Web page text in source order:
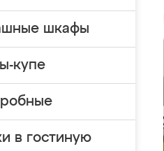
шкафы
купе
в гостиную